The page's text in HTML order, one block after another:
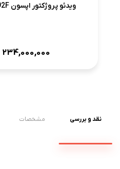
ویدئو پروژکتور اپسون EPSON EB-992F
234,000,000
نقد و بررسی مشخصات